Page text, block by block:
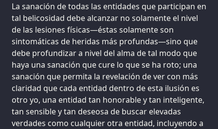
La sanación de todas las entidades que participan en
tal belicosidad debe alcanzar no solamente el nivel
de las lesiones físicas—éstas solamente son
sintomáticas de heridas más profundas—sino que
debe profundizar a nivel del alma de tal modo que
haya una sanación que cure lo que se ha roto; una
sanación que permita la revelación de ver con más
claridad que cada entidad dentro de esta ilusión es
otro yo, una entidad tan honorable y tan inteligente,
tan sensible y tan deseosa de buscar elevadas
verdades como cualquier otra entidad, incluyendo a